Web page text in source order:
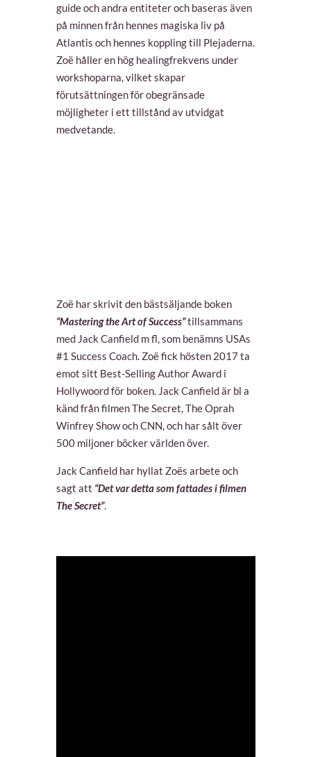
guide och andra entiteter och baseras även
på minnen från hennes magiska liv på
Atlantis och hennes koppling till Plejaderna.
Zoë håller en hög healingfrekvens under
workshoparna, vilket skapar
förutsättningen för obegränsade
möjligheter i ett tillstånd av utvidgat
medvetande.
Zoë har skrivit den bästsäljande boken
“Mastering the Art of Success”tillsammans
med Jack Canfield m fl, som benämns USAs
#1 Success Coach. Zoë fick hösten 2017 ta
emot sitt Best-Selling Author Award i
Hollywoord för boken. Jack Canfield är bl a
känd från filmen The Secret, The Oprah
Winfrey Show och CNN, och har sålt över
500 miljoner böcker världen över.
Jack Canfield har hyllat Zoës arbete och
sagt att “Det var detta som fattades i filmen
The Secret”.